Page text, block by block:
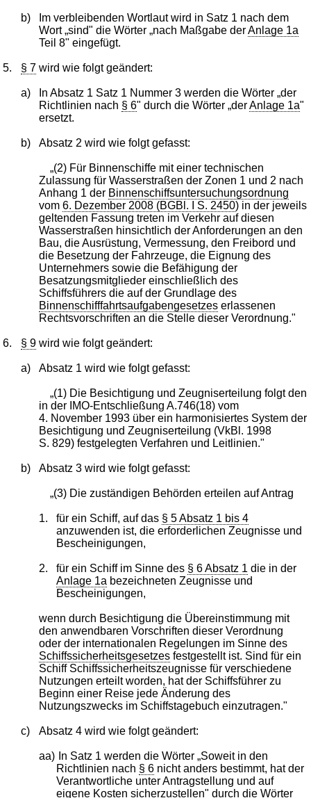
b)
Im verbleibenden Wortlaut wird in Satz 1 nach dem
Wort „sind" die Wörter „nach Maßgabe derAnlage 1a
Teil 8" eingefügt.
5. § 7 wird wie folgt geändert:
a)
In Absatz 1 Satz 1 Nummer 3 werden die Wörter „der
Richtlinien nach § 6" durch die Wörter „derAnlage 1a"
ersetzt.
b) Absatz 2 wird wie folgt gefasst:
„(2) Für Binnenschiffe mit einer technischen
Zulassung für Wasserstraßen der Zonen 1 und 2 nach
Anhang 1 der Binnenschiffsuntersuchungsordnung
vom 6. Dezember 2008 (BGBl. I S. 2450) in der jeweils
geltenden Fassung treten im Verkehr auf diesen
Wasserstraßen hinsichtlich der Anforderungen an den
Bau, die Ausrüstung, Vermessung, den Freibord und
die Besetzung der Fahrzeuge, die Eignung des
Unternehmers sowie die Befähigung der
Besatzungsmitglieder einschließlich des
Schiffsführers die auf der Grundlage des
Binnenschifffahrtsaufgabengesetzeserlassenen
Rechtsvorschriften an die Stelle dieser Verordnung."
6. § 9 wird wie folgt geändert:
a) Absatz 1 wird wie folgt gefasst:
„(1) Die Besichtigung und Zeugniserteilung folgt den
in der IMO-Entschließung A.746(18) vom
4. November 1993 über ein harmonisiertes System der
Besichtigung und Zeugniserteilung (VkBl. 1998
S. 829) festgelegten Verfahren und Leitlinien."
b) Absatz 3 wird wie folgt gefasst:
„(3) Die zuständigen Behörden erteilen auf Antrag
1. für ein Schiff, auf das § 5 Absatz 1 bis 4
anzuwenden ist, die erforderlichen Zeugnisse und
Bescheinigungen,
2. für ein Schiff im Sinne des § 6 Absatz 1 die in der
Anlage 1a bezeichneten Zeugnisse und
Bescheinigungen,
wenn durch Besichtigung die Übereinstimmung mit
den anwendbaren Vorschriften dieser Verordnung
oder der internationalen Regelungen im Sinne des
Schiffssicherheitsgesetzesfestgestellt ist. Sind für ein
Schiff Schiffssicherheitszeugnisse für verschiedene
Nutzungen erteilt worden, hat der Schiffsführer zu
Beginn einer Reise jede Änderung des
Nutzungszwecks im Schiffstagebuch einzutragen."
c) Absatz 4 wird wie folgt geändert:
aa)
In Satz 1 werden die Wörter „Soweit in den
Richtlinien nach § 6 nicht anders bestimmt, hat der
Verantwortliche unter Antragstellung und auf
eigene Kosten sicherzustellen" durch die Wörter